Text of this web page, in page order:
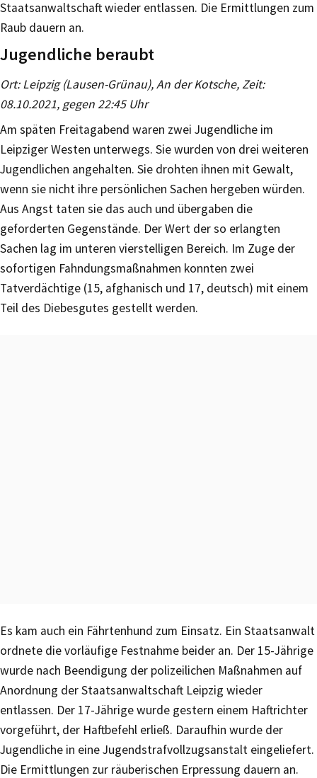
Staatsanwaltschaft wieder entlassen. Die Ermittlungen zum
Raub dauern an.
Jugendliche beraubt
Ort: Leipzig (Lausen-Grünau), An der Kotsche, Zeit:
08.10.2021, gegen 22:45 Uhr
Am späten Freitagabend waren zwei Jugendliche im
Leipziger Westen unterwegs. Sie wurden von drei weiteren
Jugendlichen angehalten. Sie drohten ihnen mit Gewalt,
wenn sie nicht ihre persönlichen Sachen hergeben würden.
Aus Angst taten sie das auch und übergaben die
geforderten Gegenstände. Der Wert der so erlangten
Sachen lag im unteren vierstelligen Bereich. Im Zuge der
sofortigen Fahndungsmaßnahmen konnten zwei
Tatverdächtige (15, afghanisch und 17, deutsch) mit einem
Teil des Diebesgutes gestellt werden.
Es kam auch ein Fährtenhund zum Einsatz. Ein Staatsanwalt
ordnete die vorläufige Festnahme beider an. Der 15-Jährige
wurde nach Beendigung der polizeilichen Maßnahmen auf
Anordnung der Staatsanwaltschaft Leipzig wieder
entlassen. Der 17-Jährige wurde gestern einem Haftrichter
vorgeführt, der Haftbefehl erließ. Daraufhin wurde der
Jugendliche in eine Jugendstrafvollzugsanstalt eingeliefert.
Die Ermittlungen zur räuberischen Erpressung dauern an.